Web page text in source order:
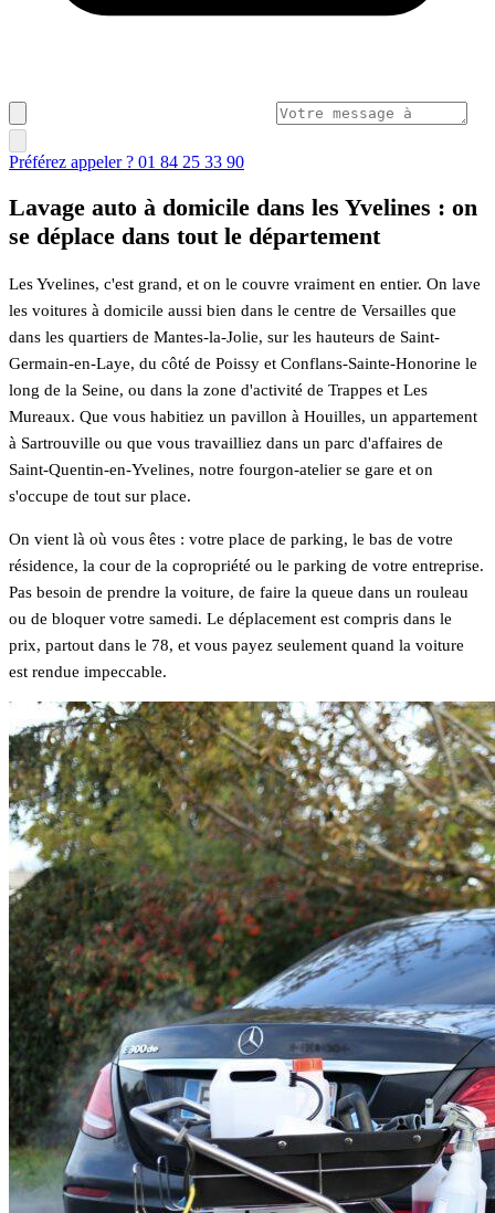
Préférez appeler ? 01 84 25 33 90
Lavage auto à domicile dans les Yvelines : on
se déplace dans tout le département
Les Yvelines, c'est grand, et on le couvre vraiment en entier. On lave
les voitures à domicile aussi bien dans le centre de Versailles que
dans les quartiers de Mantes-la-Jolie, sur les hauteurs de Saint-
Germain-en-Laye, du côté de Poissy et Conflans-Sainte-Honorine le
long de la Seine, ou dans la zone d'activité de Trappes et Les
Mureaux. Que vous habitiez un pavillon à Houilles, un appartement
à Sartrouville ou que vous travailliez dans un parc d'affaires de
Saint-Quentin-en-Yvelines, notre fourgon-atelier se gare et on
s'occupe de tout sur place.
On vient là où vous êtes : votre place de parking, le bas de votre
résidence, la cour de la copropriété ou le parking de votre entreprise.
Pas besoin de prendre la voiture, de faire la queue dans un rouleau
ou de bloquer votre samedi. Le déplacement est compris dans le
prix, partout dans le 78, et vous payez seulement quand la voiture
est rendue impeccable.